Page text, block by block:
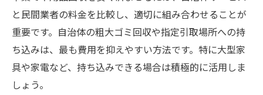
と民間業者の料金を比較し、適切に組み合わせることが
重要です。自治体の粗大ゴミ回収や指定引取場所への持
ち込みは、最も費用を抑えやすい方法です。特に大型家
具や家電など、持ち込みできる場合は積極的に活用しま
しょう。